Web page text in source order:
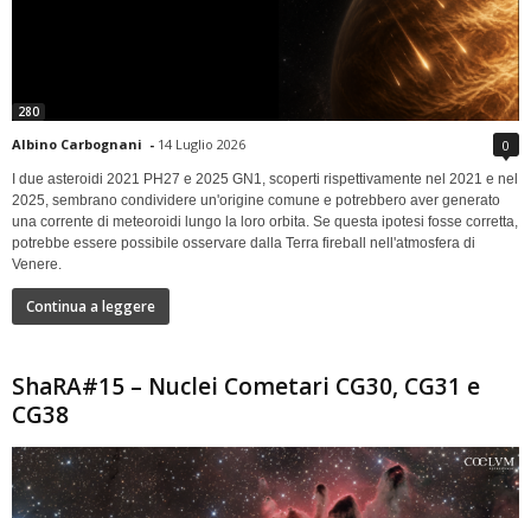
280
Albino Carbognani - 14 Luglio 2026 0
I due asteroidi 2021 PH27 e 2025 GN1, scoperti rispettivamente nel 2021 e nel
2025, sembrano condividere un'origine comune e potrebbero aver generato
una corrente di meteoroidi lungo la loro orbita. Se questa ipotesi fosse corretta,
potrebbe essere possibile osservare dalla Terra fireball nell'atmosfera di
Venere.
Continua a leggere
ShaRA#15 – Nuclei Cometari CG30, CG31 e
CG38